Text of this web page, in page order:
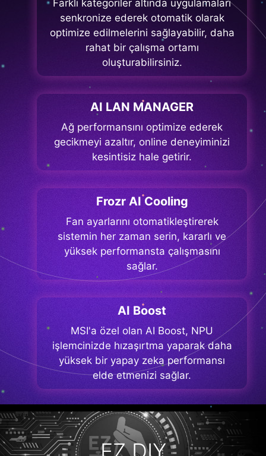
Farklı kategoriler altında uygulamaları
senkronize ederek otomatik olarak
optimize edilmelerini sağlayabilir, daha
rahat bir çalışma ortamı
oluşturabilirsiniz.
AI LAN MANAGER
Ağ performansını optimize ederek
gecikmeyi azaltır, online deneyiminizi
kesintisiz hale getirir.
Frozr AI Cooling
Fan ayarlarını otomatikleştirerek
sistemin her zaman serin, kararlı ve
yüksek performansta çalışmasını
sağlar.
AI Boost
MSI'a özel olan AI Boost, NPU
işlemcinizde hızaşırtma yaparak daha
yüksek bir yapay zeka performansı
elde etmenizi sağlar.